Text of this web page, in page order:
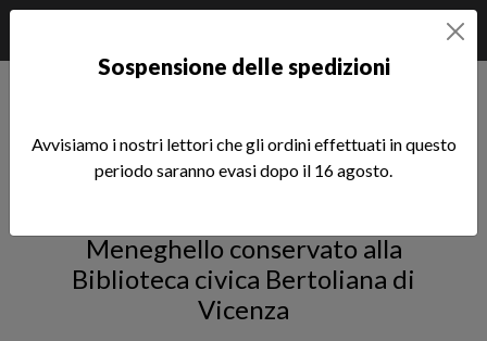
Dear Gigi
Meneghello conservato alla
Biblioteca civica Bertoliana di
Vicenza
Sospensione delle spedizioni
Avvisiamo i nostri lettori che gli ordini effettuati in questo
periodo saranno evasi dopo il 16 agosto.